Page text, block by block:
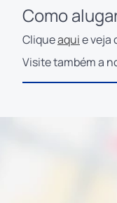
Como
Cliqueaquie veja
Visite também a